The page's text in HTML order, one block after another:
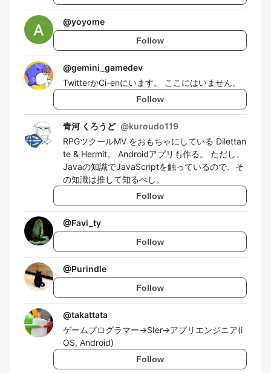
@yoyome
Follow
@gemini_gamedev
TwitterかCi-enにいます。 ここにはいません。
Follow
青河 くろうど @kuroudo119
RPGツクールMV をおもちゃにしている Dilettan
te & Hermit。 Androidアプリも作る。 ただし、
Javaの知識でJavaScriptを触っているので、そ
の知識は推して知るべし。
Follow
@Favi_ty
Follow
@Purindle
Follow
@takattata
ゲームプログラマー→SIer→アプリエンジニア(i
OS, Android)
Follow